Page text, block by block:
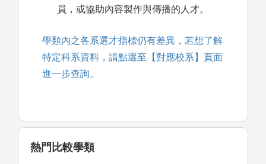
員，或協助內容製作與傳播的人才。
學類內之各系選才指標仍有差異，若想了解
特定科系資料，請點選至【對應校系】頁面
進一步查詢。
熱門比較學類